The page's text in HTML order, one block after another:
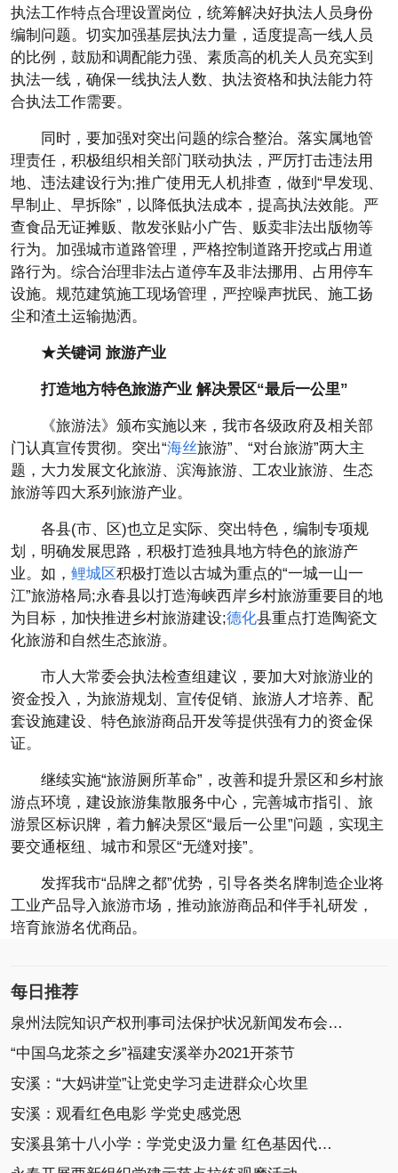
执法工作特点合理设置岗位，统筹解决好执法人员身份
编制问题。切实加强基层执法力量，适度提高一线人员
的比例，鼓励和调配能力强、素质高的机关人员充实到
执法一线，确保一线执法人数、执法资格和执法能力符
合执法工作需要。
同时，要加强对突出问题的综合整治。落实属地管
理责任，积极组织相关部门联动执法，严厉打击违法用
地、违法建设行为;推广使用无人机排查，做到“早发现、
早制止、早拆除”，以降低执法成本，提高执法效能。严
查食品无证摊贩、散发张贴小广告、贩卖非法出版物等
行为。加强城市道路管理，严格控制道路开挖或占用道
路行为。综合治理非法占道停车及非法挪用、占用停车
设施。规范建筑施工现场管理，严控噪声扰民、施工扬
尘和渣土运输抛洒。
★关键词 旅游产业
打造地方特色旅游产业 解决景区“最后一公里”
《旅游法》颁布实施以来，我市各级政府及相关部
门认真宣传贯彻。突出“海丝旅游”、“对台旅游”两大主
题，大力发展文化旅游、滨海旅游、工农业旅游、生态
旅游等四大系列旅游产业。
各县(市、区)也立足实际、突出特色，编制专项规
划，明确发展思路，积极打造独具地方特色的旅游产
业。如， 鲤城区积极打造以古城为重点的“一城一山一
江”旅游格局;永春县以打造海峡西岸乡村旅游重要目的地
为目标，加快推进乡村旅游建设;德化县重点打造陶瓷文
化旅游和自然生态旅游。
市人大常委会执法检查组建议，要加大对旅游业的
资金投入，为旅游规划、宣传促销、旅游人才培养、配
套设施建设、特色旅游商品开发等提供强有力的资金保
证。
继续实施“旅游厕所革命”，改善和提升景区和乡村旅
游点环境，建设旅游集散服务中心，完善城市指引、旅
游景区标识牌，着力解决景区“最后一公里”问题，实现主
要交通枢纽、城市和景区“无缝对接”。
发挥我市“品牌之都”优势，引导各类名牌制造企业将
工业产品导入旅游市场，推动旅游商品和伴手礼研发，
培育旅游名优商品。
每日推荐
泉州法院知识产权刑事司法保护状况新闻发布会召开
“中国乌龙茶之乡”福建安溪举办2021开茶节
安溪：“大妈讲堂”让党史学习走进群众心坎里
安溪：观看红色电影 学党史感党恩
安溪县第十八小学：学党史汲力量 红色基因代代传